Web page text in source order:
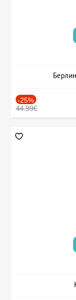
-25%
44.99€